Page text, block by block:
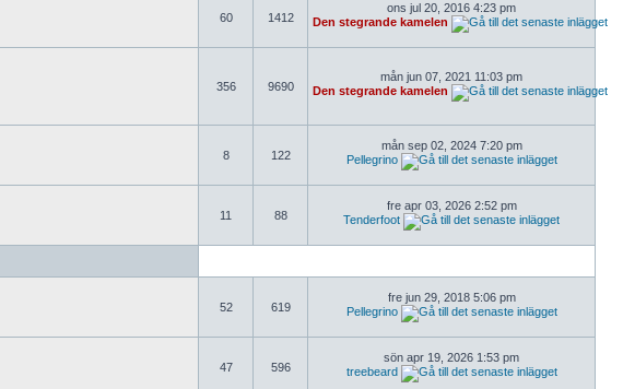
60 1412
ons jul 20, 2016 4:23 pm
Den stegrande kamelen
356 9690
mån jun 07, 2021 11:03 pm
Den stegrande kamelen
8 122
mån sep 02, 2024 7:20 pm
Pellegrino
11 88
fre apr 03, 2026 2:52 pm
Tenderfoot
52 619
fre jun 29, 2018 5:06 pm
Pellegrino
47 596
sön apr 19, 2026 1:53 pm
treebeard